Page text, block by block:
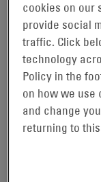
Les batteries
batteries au
TD avec
des solutions
technologies de
cookies on our
provide social
traffic. Click
technology
Policy in the
on how we use
and change
returning to